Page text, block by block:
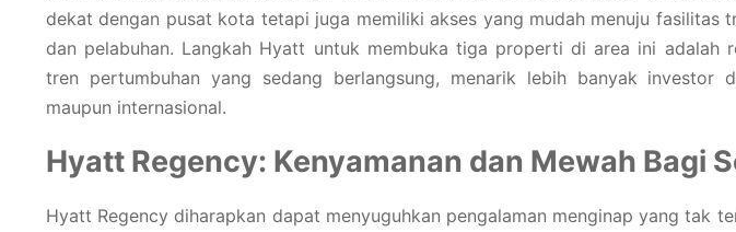
dekat dengan pusat kota tetapi juga memiliki akses yang mudah menuju fasilitas
dan pelabuhan. Langkah Hyatt untuk membuka tiga properti di area ini adalah
tren pertumbuhan yang sedang berlangsung, menarik lebih banyak investor
maupun internasional.
Hyatt Regency: Kenyamanan dan Mewah Bagi
Hyatt Regency diharapkan dapat menyuguhkan pengalaman menginap yang tak